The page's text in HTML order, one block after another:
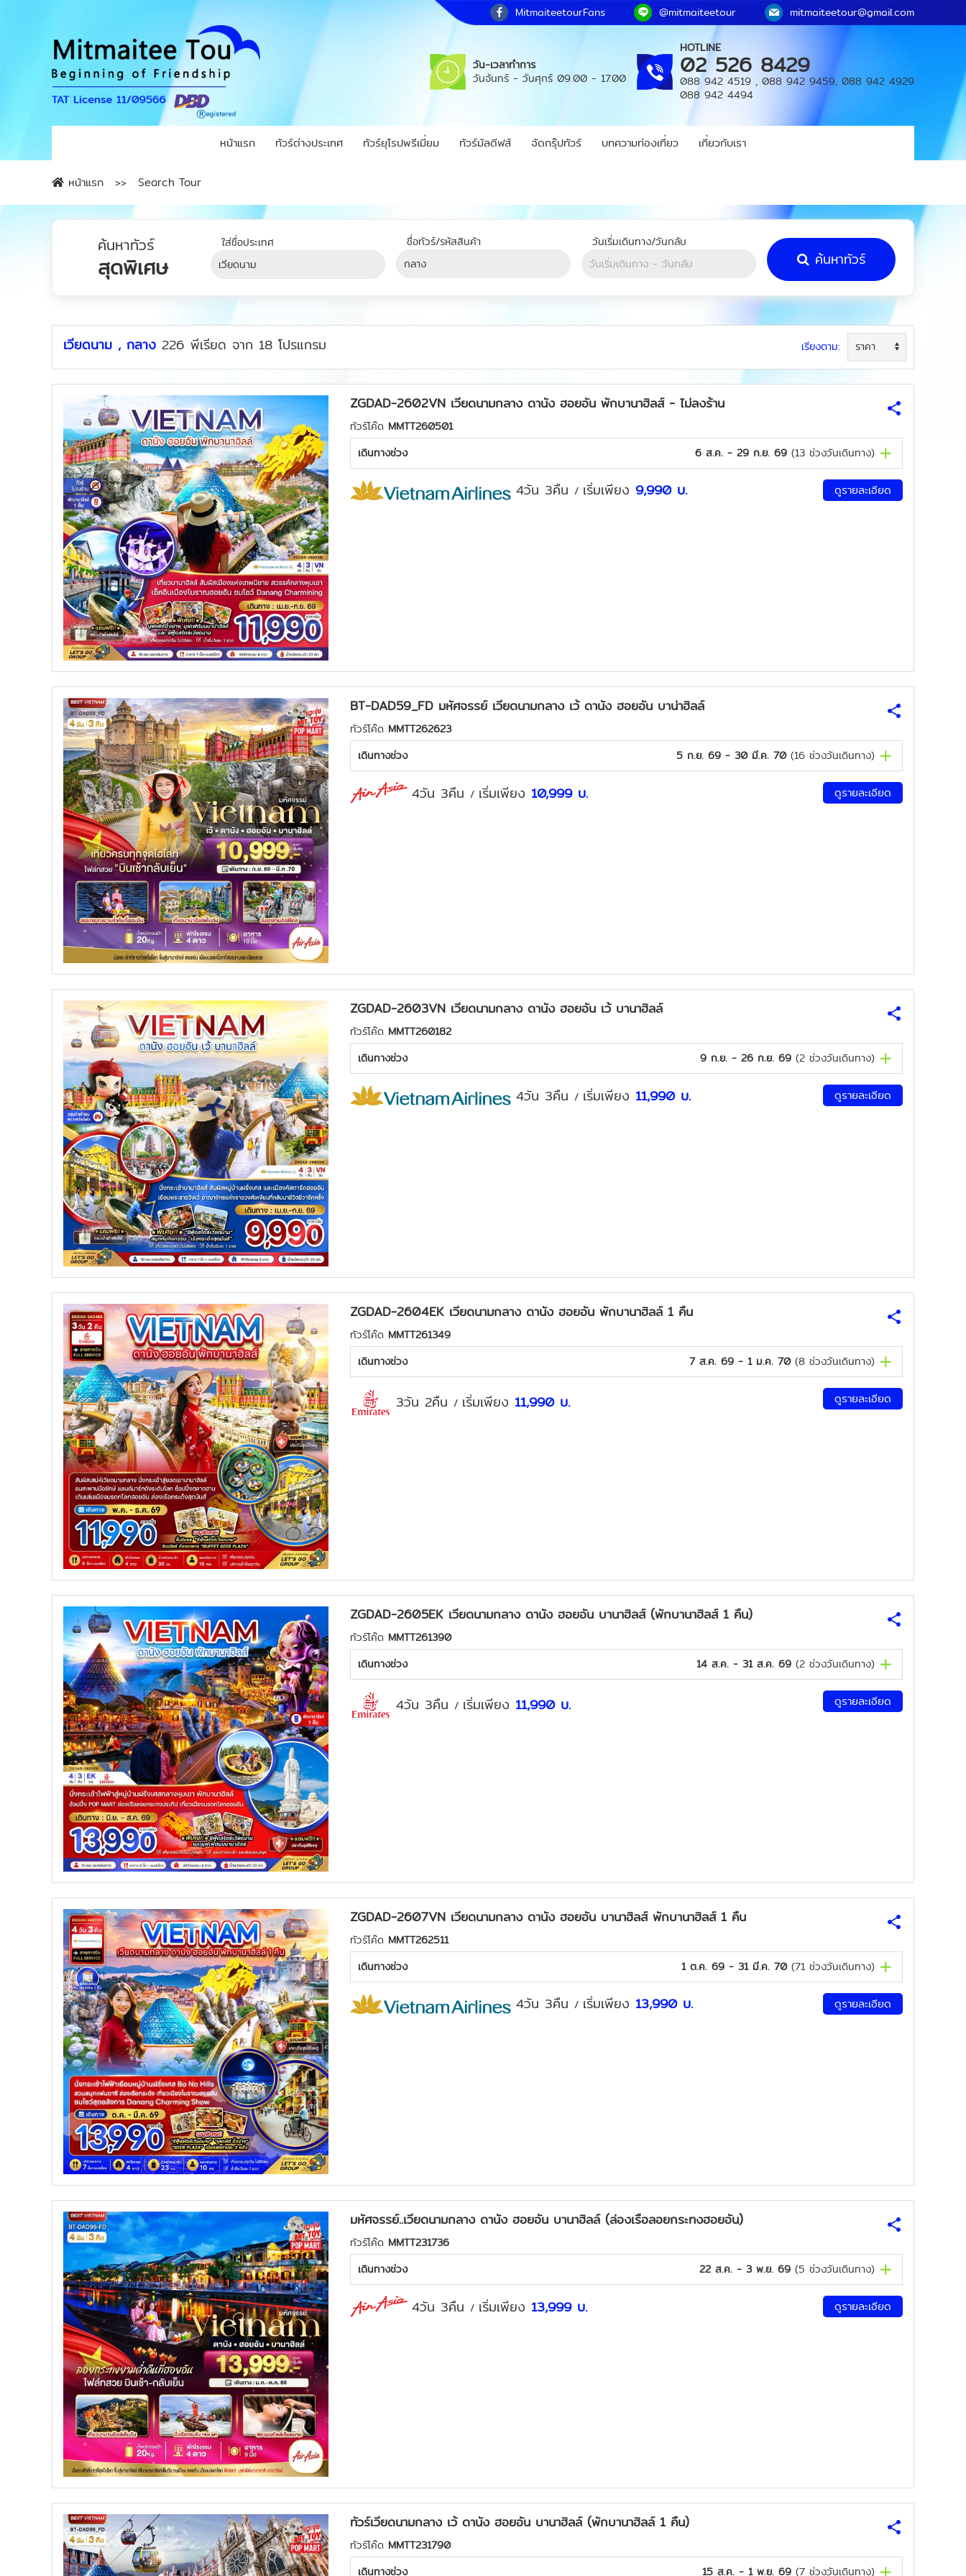
MitmaiteetourFans @mitmaiteetour mitmaiteetour@gmail.com
วัน-เวลาทำการ
วันจันทร์ - วันศุกร์ 09.00 - 17.00
HOTLINE
02 526 8429
088 942 4519 , 088 942 9459, 088 942 4929
088 942 4494
หน้าแรก ทัวร์ต่างประเทศ ทัวร์ยุโรปพรีเมี่ยม ทัวร์มัลดีฟส์ จัดกรุ๊ปทัวร์ บทความท่องเที่ยว เกี่ยวกับเรา
หน้าแรก Search Tour
ค้นหาทัวร์
สุดพิเศษ ค้นหาทัวร์
เวียดนาม , กลาง 226 พีเรียด จาก 18 โปรแกรม เรียงตาม:
ZGDAD-2602VN เวียดนามกลาง ดานัง ฮอยอัน พักบานาฮิลส์ - ไม่ลงร้าน
ทัวร์โค๊ด MMTT260501
เดินทางช่วง
6 ส.ค. - 29 ก.ย. 69 (13ช่วงวันเดินทาง)
4วัน 3คืน / เริ่มเพียง9,990 บ. ดูรายละเอียด
BT-DAD59_FD มหัศจรรย์ เวียดนามกลาง เว้ ดานัง ฮอยอัน บาน่าฮิลล์
ทัวร์โค๊ด MMTT262623
เดินทางช่วง
5 ก.ย. 69 - 30 มี.ค. 70 (16ช่วงวันเดินทาง)
4วัน 3คืน / เริ่มเพียง 10,999 บ. ดูรายละเอียด
ZGDAD-2603VN เวียดนามกลาง ดานัง ฮอยอัน เว้ บานาฮิลล์
ทัวร์โค๊ด MMTT260182
เดินทางช่วง
9 ก.ย. - 26 ก.ย. 69 (2ช่วงวันเดินทาง)
4วัน 3คืน / เริ่มเพียง 11,990 บ. ดูรายละเอียด
ZGDAD-2604EK เวียดนามกลาง ดานัง ฮอยอัน พักบานาฮิลล์ 1 คืน
ทัวร์โค๊ด MMTT261349
เดินทางช่วง
7 ส.ค. 69 - 1 ม.ค. 70 (8ช่วงวันเดินทาง)
3วัน 2คืน / เริ่มเพียง 11,990 บ. ดูรายละเอียด
ZGDAD-2605EK เวียดนามกลาง ดานัง ฮอยอัน บานาฮิลส์ (พักบานาฮิลส์ 1 คืน)
ทัวร์โค๊ด MMTT261390
เดินทางช่วง
14 ส.ค. - 31 ส.ค. 69 (2ช่วงวันเดินทาง)
4วัน 3คืน / เริ่มเพียง 11,990 บ. ดูรายละเอียด
ZGDAD-2607VN เวียดนามกลาง ดานัง ฮอยอัน บานาฮิลส์ พักบานาฮิลส์ 1 คืน
ทัวร์โค๊ด MMTT262511
เดินทางช่วง
1 ต.ค. 69 - 31 มี.ค. 70 (71ช่วงวันเดินทาง)
4วัน 3คืน / เริ่มเพียง 13,990 บ. ดูรายละเอียด
มหัศจรรย์..เวียดนามกลาง ดานัง ฮอยอัน บานาฮิลล์ (ล่องเรือลอยกระทงฮอยอัน)
ทัวร์โค๊ด MMTT231736
เดินทางช่วง
22 ส.ค. - 3 พ.ย. 69 (5 ช่วงวันเดินทาง)
4วัน 3คืน / เริ่มเพียง 13,999 บ. ดูรายละเอียด
ทัวร์เวียดนามกลาง เว้ ดานัง ฮอยอัน บานาฮิลล์ (พักบานาฮิลล์ 1 คืน)
ทัวร์โค๊ด MMTT231790
เดินทางช่วง
15 ส.ค. - 1 พ.ย. 69 (7ช่วงวันเดินทาง)